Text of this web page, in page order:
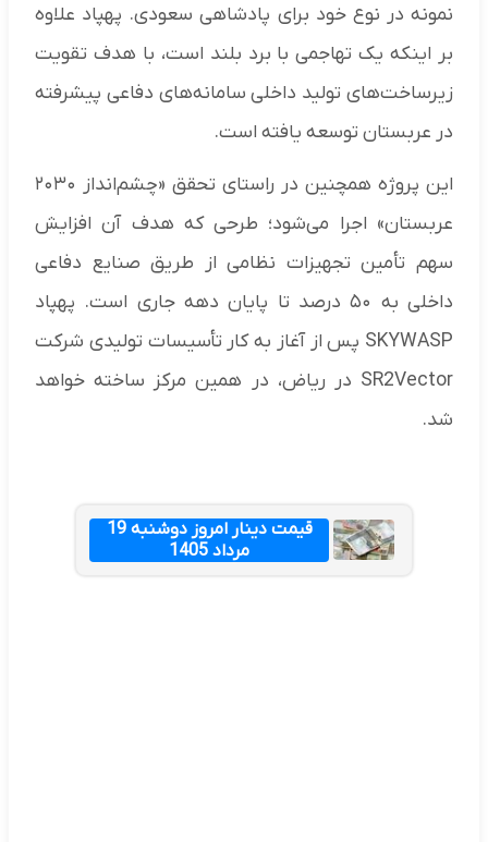
نمونه در نوع خود برای پادشاهی سعودی. پهپاد علاوه
بر اینکه یک تهاجمی با برد بلند است، با هدف تقویت
زیرساخت‌های تولید داخلی سامانه‌های دفاعی پیشرفته
در عربستان توسعه یافته است.
این پروژه همچنین در راستای تحقق «چشم‌انداز ۲۰۳۰
عربستان» اجرا می‌شود؛ طرحی که هدف آن افزایش
سهم تأمین تجهیزات نظامی از طریق صنایع دفاعی
داخلی به ۵۰ درصد تا پایان دهه جاری است. پهپاد
SKYWASP پس از آغاز به کار تأسیسات تولیدی شرکت
SR2Vector در ریاض، در همین مرکز ساخته خواهد
شد.
قیمت دینار امروز دوشنبه 19
مرداد 1405